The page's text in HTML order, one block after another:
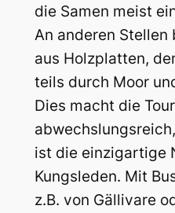
die Samen meist
An anderen Stellen
aus Holzplatten,
teils durch Moor
Dies macht die
ist die einzigartige
Kungsleden. Mit
z.B. von Gällivare